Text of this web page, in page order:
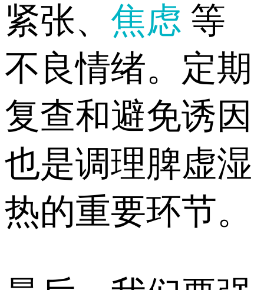
紧张、 焦虑 等
不良情绪。定期
复查和避免诱因
也是调理脾虚湿
热的重要环节。